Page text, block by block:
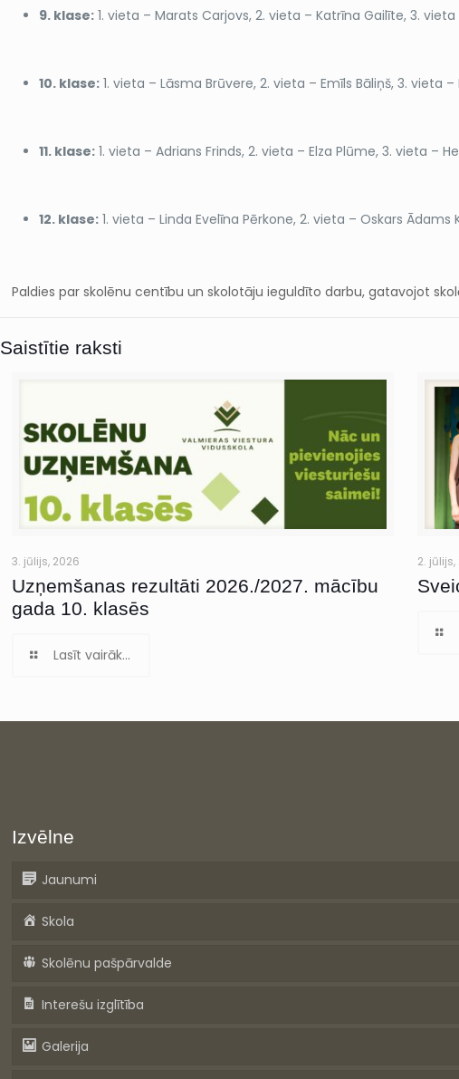
9. klase: 1. vieta – Marats Carjovs, 2. vieta – Katrīna Gailīte, 3. vieta
10. klase: 1. vieta – Lāsma Brūvere, 2. vieta – Emīls Bāliņš, 3. vieta –
11. klase: 1. vieta – Adrians Frinds, 2. vieta – Elza Plūme, 3. vieta –
12. klase: 1. vieta – Linda Evelīna Pērkone, 2. vieta – Oskars Ādams
Paldies par skolēnu centību un skolotāju ieguldīto darbu, gatavojot
Saistītie raksti
3. jūlijs, 2026
Uzņemšanas rezultāti 2026./2027. mācību
gada 10. klasēs
Lasīt vairāk...
2. jūlijs,
Izvēlne
Jaunumi
Skola
Skolēnu pašpārvalde
Interešu izglītība
Galerija